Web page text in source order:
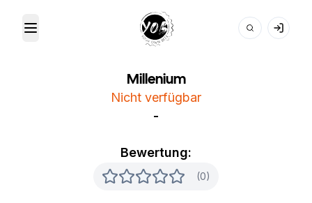
Toggle Menu Your Own Beer
Millenium
Bewertung:
(0)
Nicht verfügbar
-